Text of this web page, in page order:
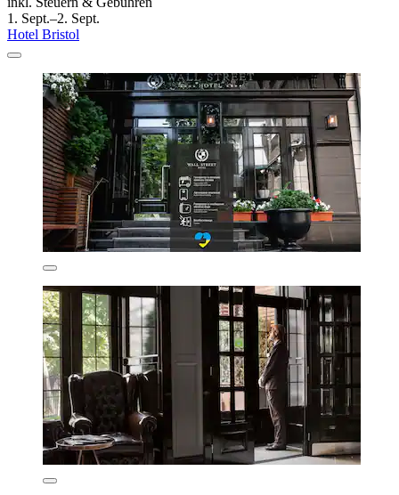
1. Sept.–2. Sept.
Hotel Bristol